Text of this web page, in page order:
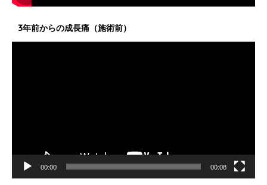
3年前からの成長痛（施術前）
00:00 00:08